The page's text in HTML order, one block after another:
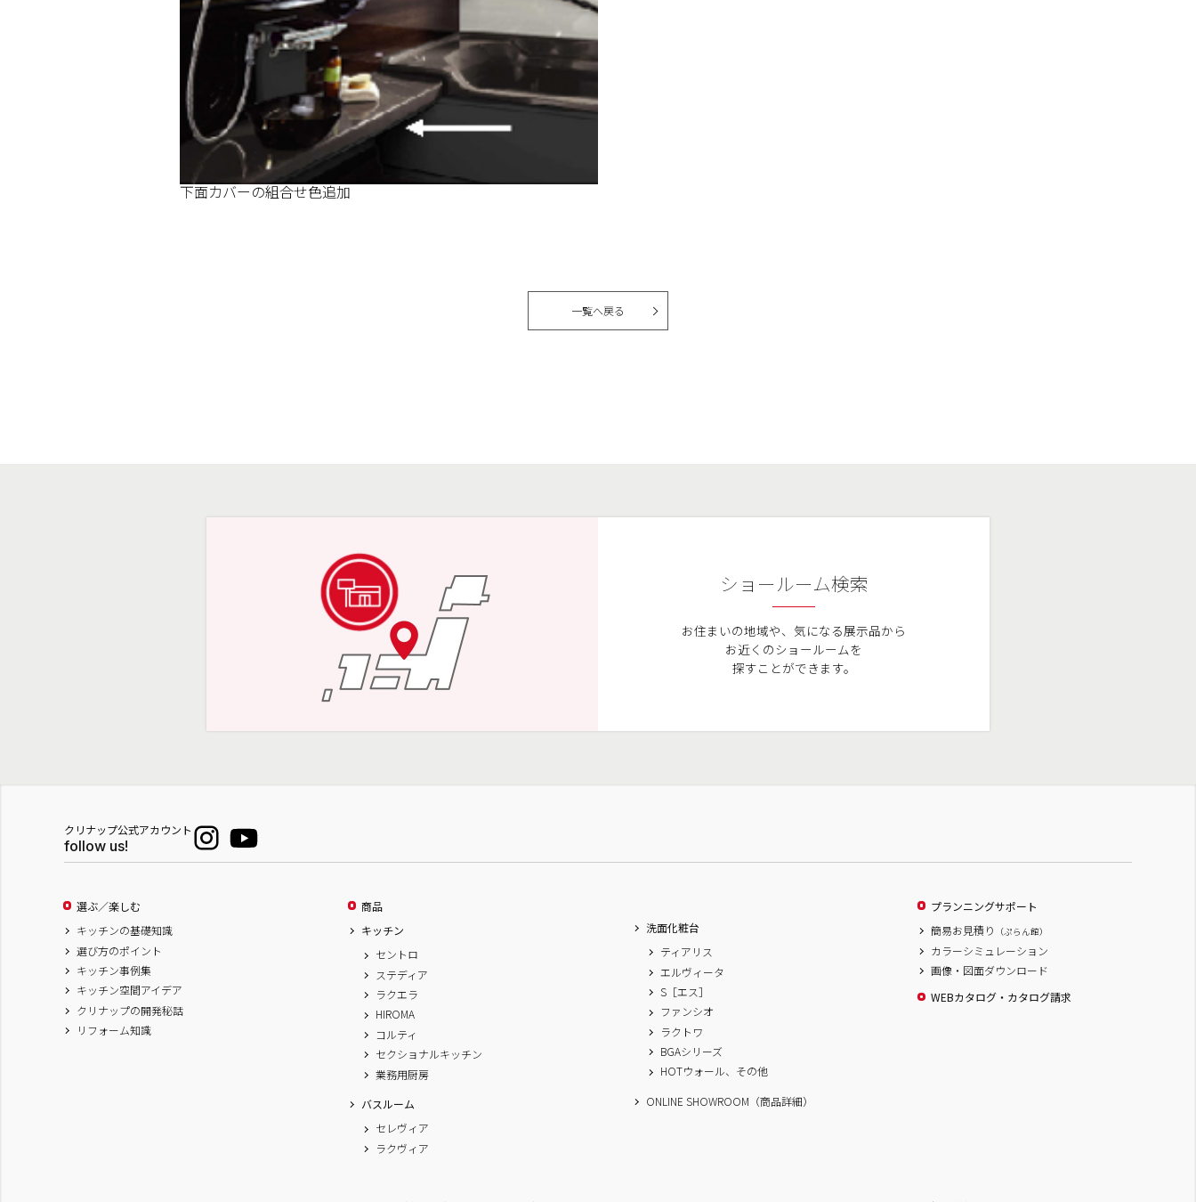
下面カバーの組合せ色追加
一覧へ戻る
ショールーム検索
お住まいの地域や、 気になる展示品から
お近くのショールームを
探すことができます。
クリナップ公式アカウント
follow us!
選ぶ／楽しむ
キッチンの基礎知識
選び方のポイント
キッチン事例集
キッチン空間アイデア
クリナップの開発秘話
リフォーム知識
商品
キッチン
セントロ
ステディア
ラクエラ
HIROMA
コルティ
セクショナルキッチン
業務用厨房
バスルーム
セレヴィア
ラクヴィア
洗面化粧台
ティアリス
エルヴィータ
S［エス］
ファンシオ
ラクトワ
BGAシリーズ
HOTウォール、その他
ONLINE SHOWROOM（商品詳細）
プランニングサポート
簡易お見積り
（ぷらん館）
カラーシミュレーション
画像・図面ダウンロード
WEBカタログ・カタログ請求